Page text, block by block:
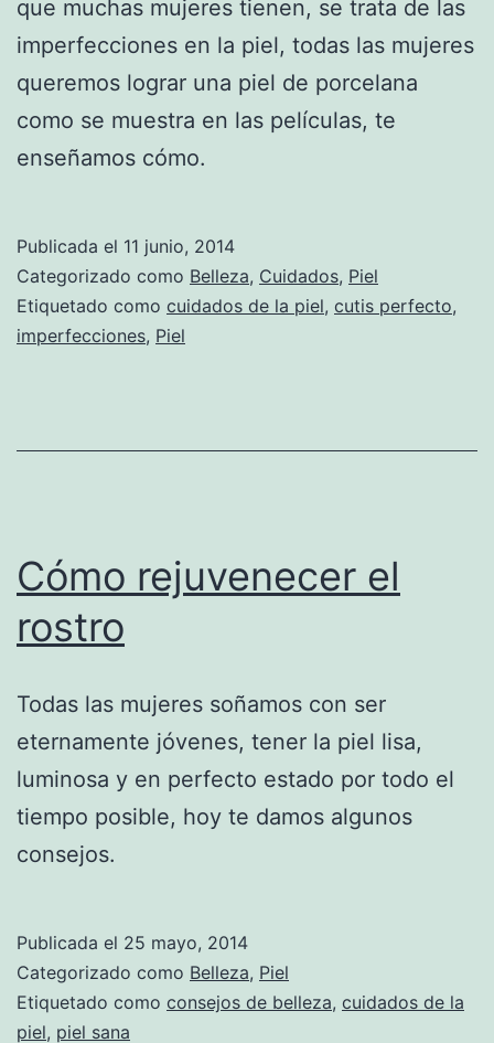
que muchas mujeres tienen, se trata de las
imperfecciones en la piel, todas las mujeres
queremos lograr una piel de porcelana
como se muestra en las películas, te
enseñamos cómo.
Publicada el 11 junio, 2014
Categorizado como Belleza, Cuidados, Piel
Etiquetado como cuidados de la piel, cutis perfecto,
imperfecciones, Piel
Cómo rejuvenecer el
rostro
Todas las mujeres soñamos con ser
eternamente jóvenes, tener la piel lisa,
luminosa y en perfecto estado por todo el
tiempo posible, hoy te damos algunos
consejos.
Publicada el 25 mayo, 2014
Categorizado como Belleza, Piel
Etiquetado como consejos de belleza, cuidados de la
piel, piel sana